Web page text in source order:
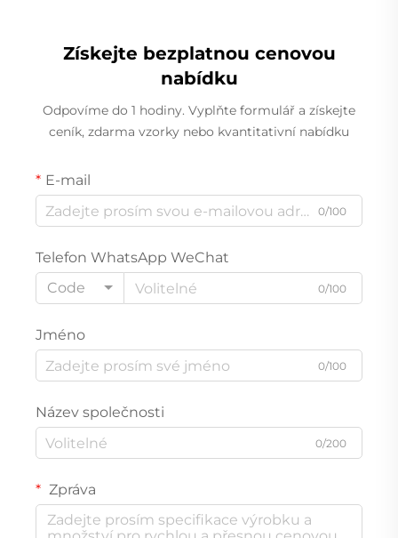
Získejte bezplatnou cenovou
nabídku
Odpovíme do 1 hodiny. Vyplňte formulář a získejte
ceník, zdarma vzorky nebo kvantitativní nabídku
E-mail
0/100
Telefon WhatsApp WeChat
Code
0/100
Jméno
0/100
Název společnosti
0/200
Zpráva